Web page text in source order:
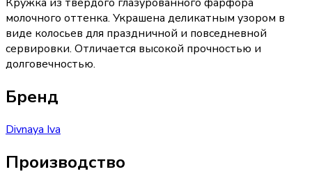
молочного оттенка. Украшена деликатным узором в
виде колосьев для праздничной и повседневной
сервировки. Отличается высокой прочностью и
долговечностью.
Бренд
Divnaya Iva
Производство